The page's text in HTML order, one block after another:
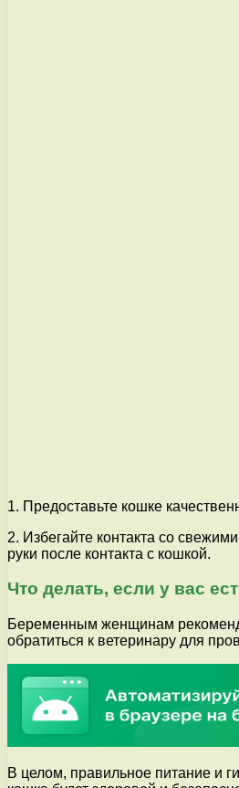
1. Предоставьте кошке
2. Избегайте контакта со
руки после контакта с кошкой.
Что делать, если у вас
Беременным женщинам
обратиться к ветеринару для
В целом, правильное питание и